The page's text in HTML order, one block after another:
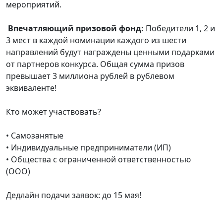
мероприятий.
Впечатляющий призовой фонд: Победители 1, 2 и
3 мест в каждой номинации каждого из шести
направлений будут награждены ценными подарками
от партнеров конкурса. Общая сумма призов
превышает 3 миллиона рублей в рублевом
эквиваленте!
Кто может участвовать?
• Самозанятые
• Индивидуальные предприниматели (ИП)
• Общества с ограниченной ответственностью
(ООО)
Дедлайн подачи заявок: до 15 мая!